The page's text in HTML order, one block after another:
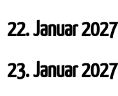
22. Januar
23. Januar